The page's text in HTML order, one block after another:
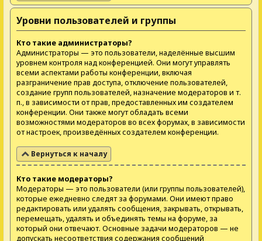
Уровни пользователей и группы
Кто такие администраторы?
Администраторы — это пользователи, наделённые высшим
уровнем контроля над конференцией. Они могут управлять
всеми аспектами работы конференции, включая
разграничение прав доступа, отключение пользователей,
создание групп пользователей, назначение модераторов и т.
п., в зависимости от прав, предоставленных им создателем
конференции. Они также могут обладать всеми
возможностями модераторов во всех форумах, в зависимости
от настроек, произведённых создателем конференции.
Вернуться к началу
Кто такие модераторы?
Модераторы — это пользователи (или группы пользователей),
которые ежедневно следят за форумами. Они имеют право
редактировать или удалять сообщения, закрывать, открывать,
перемещать, удалять и объединять темы на форуме, за
который они отвечают. Основные задачи модераторов — не
допускать несоответствия содержания сообщений